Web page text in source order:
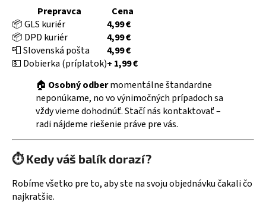
Prepravca
Cena
📦 GLS kuriér
4,99 €
📦 DPD kuriér
4,99 €
📮 Slovenská pošta
4,99 €
💵 Dobierka (príplatok)+ 1,99 €
🏠 Osobný odbermomentálne štandardne
neponúkame, no vo výnimočných prípadoch sa
vždy vieme dohodnúť. Stačí nás kontaktovať –
radi nájdeme riešenie práve pre vás.
⏱️ Kedy váš balík dorazí?
Robíme všetko pre to, aby ste na svoju objednávku čakali čo
najkratšie.
e
t
e
n
?